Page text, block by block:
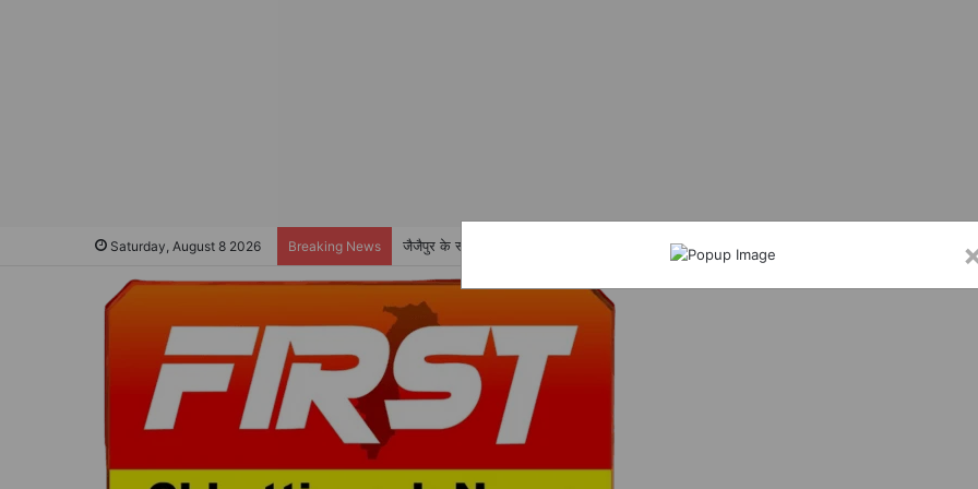
Saturday, August 8 2026 Breaking News जैजैपुर के स्वामी आत्मानंद स्कूल में विधिक जागरूकता शिविर, छात्रों को पॉक्सो एक्ट और साइबर अपराध की दी